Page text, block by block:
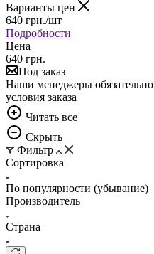
Варианты цен
640 грн./шт
Подробности
Цена
640 грн.
Под заказ
Наши менеджеры
условия заказа
Читать всe
Скрыть
Фильтр
Сортировка
По популярности (убывание)
Производитель
Страна